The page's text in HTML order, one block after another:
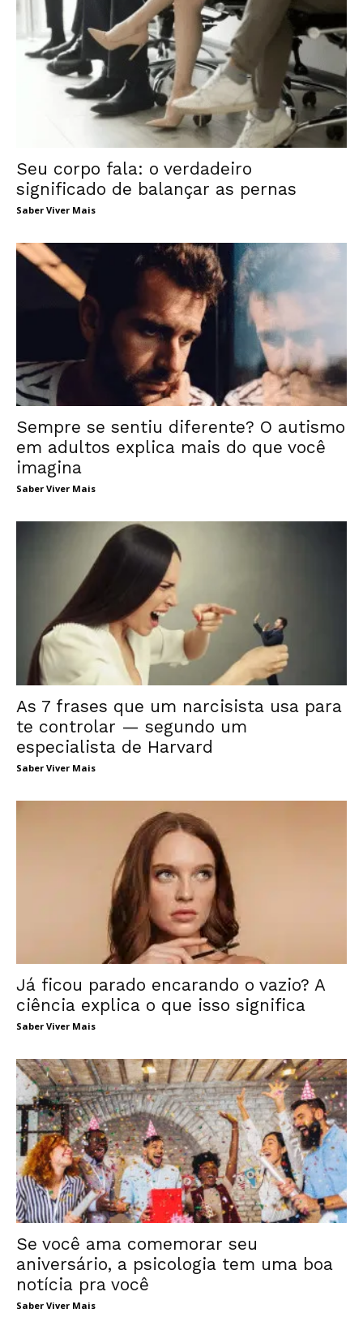
Seu corpo fala: o verdadeiro
significado de balançar as pernas
Saber Viver Mais
Sempre se sentiu diferente? O autismo
em adultos explica mais do que você
imagina
Saber Viver Mais
As 7 frases que um narcisista usa para
te controlar — segundo um
especialista de Harvard
Saber Viver Mais
Já ficou parado encarando o vazio? A
ciência explica o que isso significa
Saber Viver Mais
Se você ama comemorar seu
aniversário, a psicologia tem uma boa
notícia pra você
Saber Viver Mais